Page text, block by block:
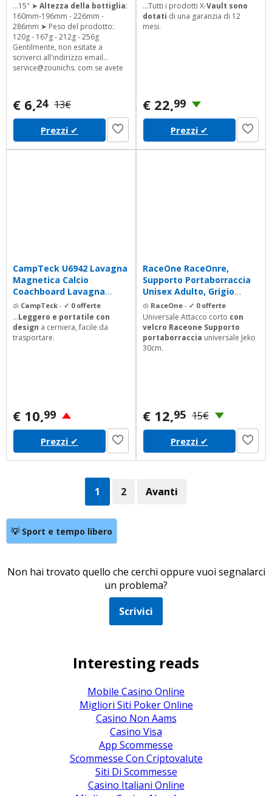
...15" ➤ Altezza della bottiglia:
160mm-196mm - 226mm -
286mm ➤ Peso del prodotto:
120g - 167g - 212g - 256g
Gentilmente, non esitate a
scriverci all'indirizzo email
service@zounichs. com se avete
€ 6,24 13€
Prezzi ✔
...Tutti i prodotti X-Vault sono
dotati di una garanzia di 12
mesi.
€ 22,99
Prezzi ✔
CampTeck U6942 Lavagna
Magnetica Calcio
Coachboard Lavagna
Calcio Portatile con...
di CampTeck - ✓ 0 offerte
...Leggero e portatile con
design a cerniera, facile da
trasportare.
€ 10,99
Prezzi ✔
RaceOne RaceOnre,
Supporto Portaborraccia
Unisex Adulto, Grigio
Antracite, 30 cm
di RaceOne - ✓ 0 offerte
Universale Attacco corto con
velcro Raceone Supporto
portaborraccia universale Jeko
30cm.
€ 12,95 15€
Prezzi ✔
1 2 Avanti
💡 Sport e tempo libero
Non hai trovato quello che cerchi oppure vuoi segnalarci
un problema?
Scrivici
Interesting reads
Mobile Casino Online
Migliori Siti Poker Online
Casino Non Aams
Casino Visa
App Scommesse
Scommesse Con Criptovalute
Siti Di Scommesse
Casino Italiani Online